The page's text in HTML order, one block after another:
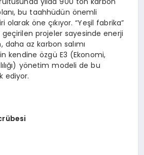
bu taahhüdün önemli
öne çıkıyor. “Yeşil fabrika”
projeler sayesinde enerji
daha az karbon salımı
kendine özgü E3 (Ekonomi,
yönetim modeli de bu
ediyor.